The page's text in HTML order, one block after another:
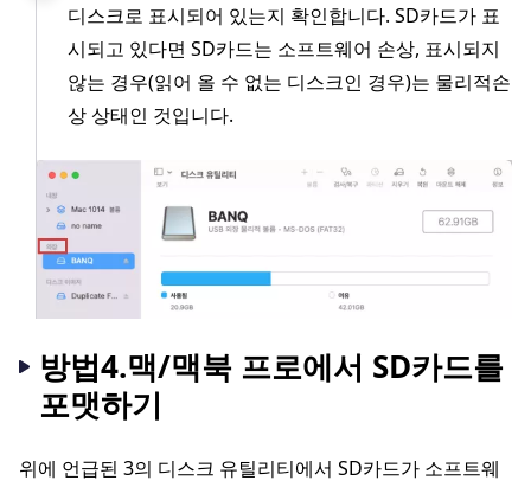
디스크로 표시되어 있는지 확인합니다. SD카드가 표
시되고 있다면 SD카드는 소프트웨어 손상, 표시되지
않는 경우(읽어 올 수 없는 디스크인 경우)는 물리적손
상 상태인 것입니다.
방법4.맥/맥북 프로에서 SD카드를
포맷하기
위에 언급된 3의 디스크 유틸리티에서 SD카드가 소프트웨